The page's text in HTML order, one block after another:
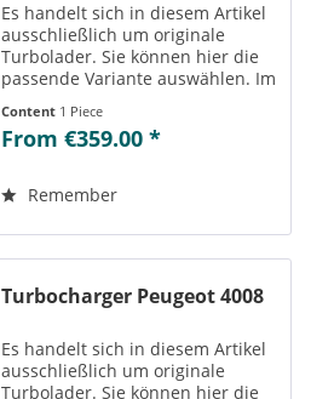
Es handelt sich in diesem Artikel
ausschließlich um originale
Turbolader. Sie können hier die
passende Variante auswählen. Im
Teilenummern“ können Sie die zu
der ausgewählten Variante
einsehen....
Content 1 Piece
From €359.00 *
Remember
Turbocharger Peugeot 4008
Es handelt sich in diesem Artikel
ausschließlich um originale
Turbolader. Sie können hier die